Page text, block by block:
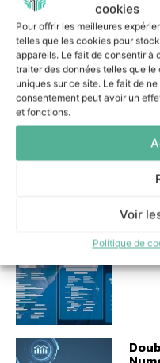
cookies
Pour offrir les meilleures
telles que les cookies pour
appareils. Le fait de consentir à
traiter des données telles que
uniques sur ce site. Le fait de
consentement peut avoir un
et fonctions.
Voir
Politique de
9